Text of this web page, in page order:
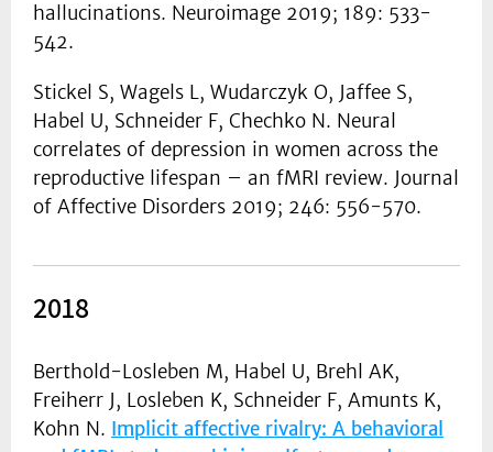
hallucinations. Neuroimage 2019; 189: 533-
542.
Stickel S, Wagels L, Wudarczyk O, Jaffee S,
Habel U, Schneider F, Chechko N. Neural
correlates of depression in women across the
reproductive lifespan – an fMRI review. Journal
of Affective Disorders 2019; 246: 556-570.
2018
Berthold-Losleben M, Habel U, Brehl AK,
Freiherr J, Losleben K, Schneider F, Amunts K,
Kohn N. Implicit affective rivalry: A behavioral